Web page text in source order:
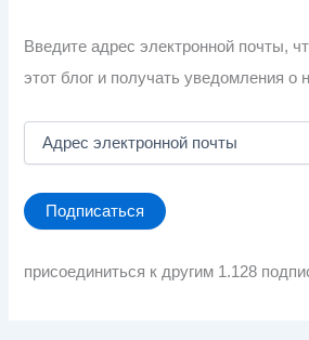
Введите адрес электронной почты,
этот блог и получать уведомления о
е
с
е
Подписаться
присоединиться к другим 1.128